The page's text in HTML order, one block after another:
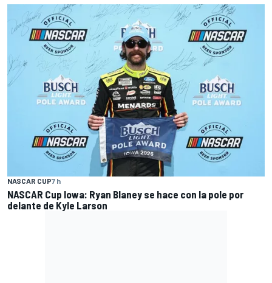
NASCAR CUP7 h
NASCAR Cup Iowa: Ryan Blaney se hace con la pole por
delante de Kyle Larson